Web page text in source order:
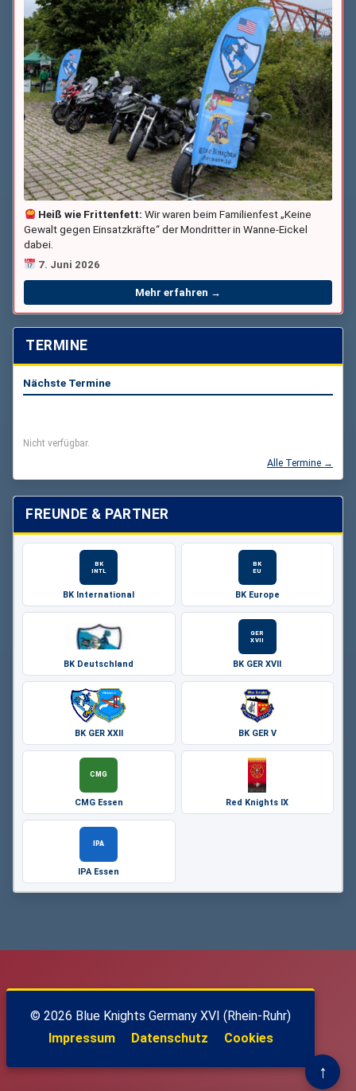
Heiß wie Frittenfett: Wir waren beim Familienfest „Keine
Gewalt gegen Einsatzkräfte“ der Mondritter in Wanne-Eickel
dabei.
7. Juni 2026
Mehr erfahren →
TERMINE
Nächste Termine
Nicht verfügbar.
Alle Termine →
FREUNDE & PARTNER
BK
INTL
BK International
BK
EU
BK Europe
BK Deutschland
GER
XVII
BK GER XVII
BK GER XXII BK GER V
CMG
CMG Essen Red Knights IX
IPA
IPA Essen
© 2026 Blue Knights Germany XVI (Rhein-Ruhr)
Impressum
Datenschutz Cookies
↑